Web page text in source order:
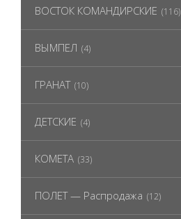
ВОСТОК КОМАНДИРСКИЕ (116)
ВЫМПЕЛ (4)
ГРАНАТ (10)
ДЕТСКИЕ (4)
КОМЕТА (33)
ПОЛЕТ — Распродажа (12)